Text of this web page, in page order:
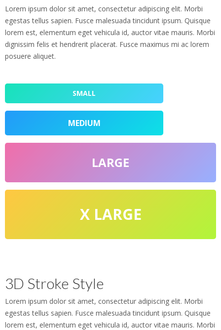
Lorem ipsum dolor sit amet, consectetur adipiscing elit. Morbi
egestas tellus sapien. Fusce malesuada tincidunt ipsum. Quisque
lorem est, elementum eget vehicula id, auctor vitae mauris. Morbi
dignissim felis et hendrerit placerat. Fusce maximus mi ac lorem
posuere aliquet.
SMALL
MEDIUM
LARGE
X LARGE
3D Stroke Style
Lorem ipsum dolor sit amet, consectetur adipiscing elit. Morbi
egestas tellus sapien. Fusce malesuada tincidunt ipsum. Quisque
lorem est, elementum eget vehicula id, auctor vitae mauris. Morbi